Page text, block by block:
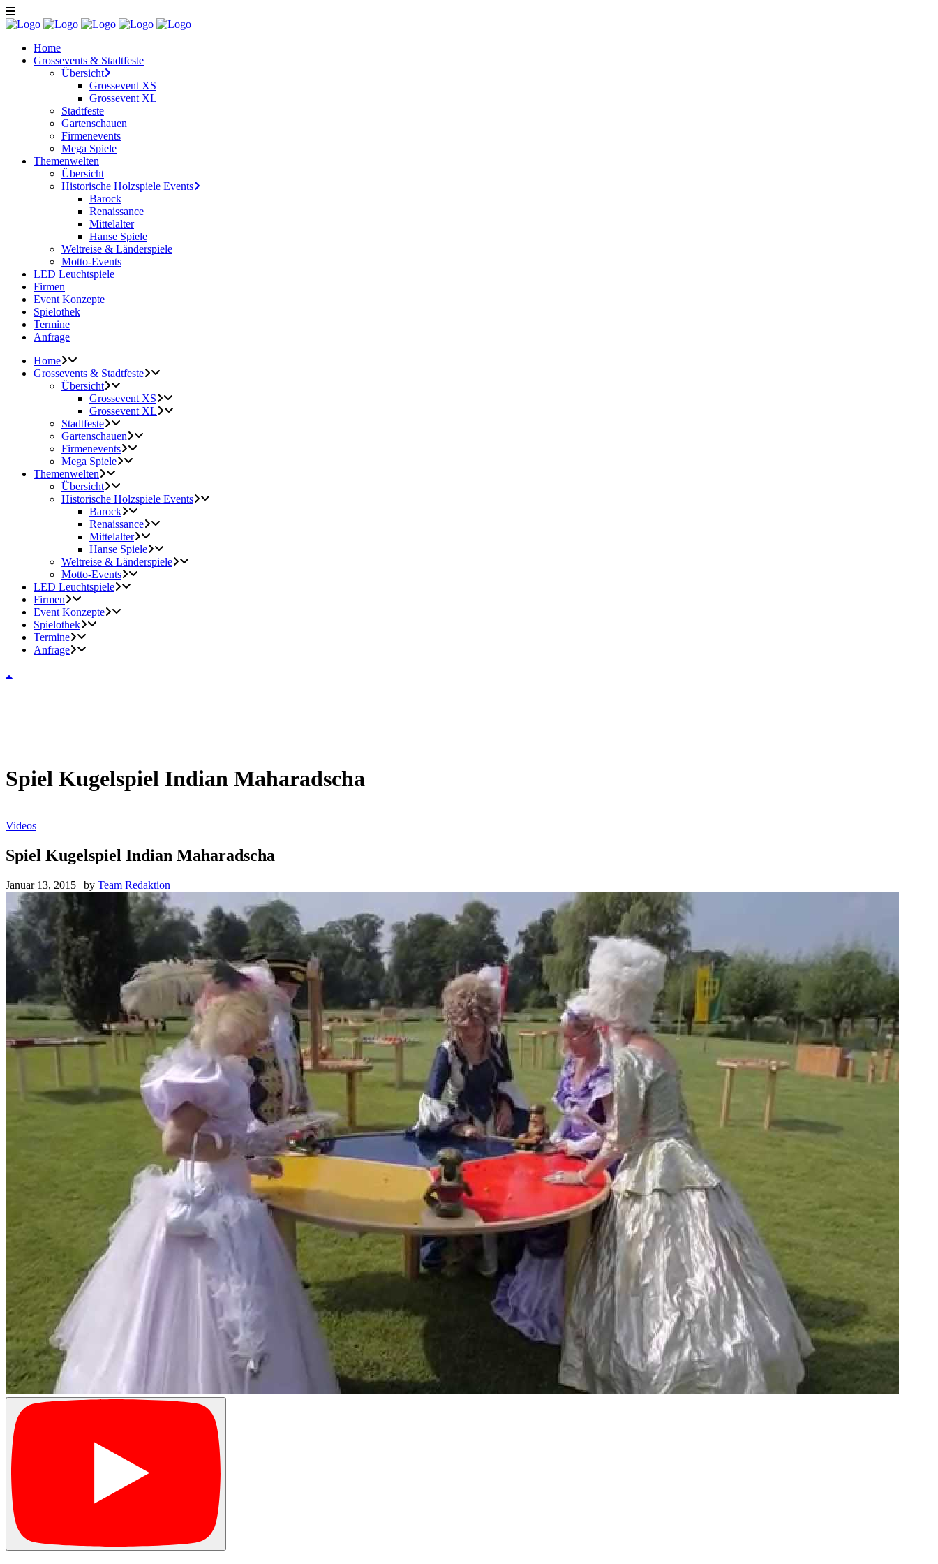
Home
Grossevents & Stadtfeste
Übersicht
Grossevent XS
Grossevent XL
Stadtfeste
Gartenschauen
Firmenevents
Mega Spiele
Themenwelten
Übersicht
Historische Holzspiele Events
Barock
Renaissance
Mittelalter
Hanse Spiele
Weltreise & Länderspiele
Motto-Events
LED Leuchtspiele
Firmen
Event Konzepte
Spielothek
Termine
Anfrage
Home
Grossevents & Stadtfeste
Übersicht
Grossevent XS
Grossevent XL
Stadtfeste
Gartenschauen
Firmenevents
Mega Spiele
Themenwelten
Übersicht
Historische Holzspiele Events
Barock
Renaissance
Mittelalter
Hanse Spiele
Weltreise & Länderspiele
Motto-Events
LED Leuchtspiele
Firmen
Event Konzepte
Spielothek
Termine
Anfrage
Spiel Kugelspiel Indian Maharadscha
Videos
Spiel Kugelspiel Indian Maharadscha
Januar 13, 2015 | by Team Redaktion